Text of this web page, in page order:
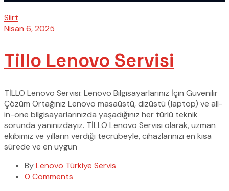
Siirt
Nisan 6, 2025
Tillo Lenovo Servisi
TİLLO Lenovo Servisi: Lenovo Bilgisayarlarınız İçin Güvenilir
Çözüm Ortağınız Lenovo masaüstü, dizüstü (laptop) ve all-
in-one bilgisayarlarınızda yaşadığınız her türlü teknik
sorunda yanınızdayız. TİLLO Lenovo Servisi olarak, uzman
ekibimiz ve yılların verdiği tecrübeyle, cihazlarınızı en kısa
sürede ve en uygun
ByLenovo Türkiye Servis
0 Comments